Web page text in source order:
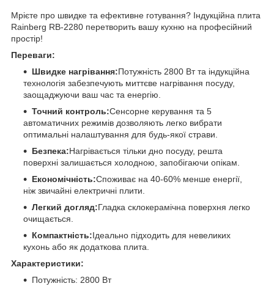
Мрієте про швидке та ефективне готування? Індукційна плита
Rainberg RB-2280 перетворить вашу кухню на професійний
простір!
Переваги:
Швидке нагрівання:Потужність 2800 Вт та індукційна
технологія забезпечують миттєве нагрівання посуду,
заощаджуючи ваш час та енергію.
Точний контроль:Сенсорне керування та 5
автоматичних режимів дозволяють легко вибрати
оптимальні налаштування для будь-якої страви.
Безпека:Нагрівається тільки дно посуду, решта
поверхні залишається холодною, запобігаючи опікам.
Економічність:Споживає на 40-60% менше енергії,
ніж звичайні електричні плити.
Легкий догляд:Гладка склокерамічна поверхня легко
очищається.
Компактність:Ідеально підходить для невеликих
кухонь або як додаткова плита.
Характеристики:
Потужність: 2800 Вт